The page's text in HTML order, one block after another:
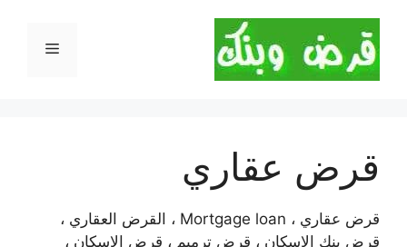
المحتوى
القائمة
قرض عقاري
قرض عقاري ، Mortgage loan ، القرض العقاري ،
قرض بنك الاسكان ، قرض ترميم ، قرض الاسكان ،